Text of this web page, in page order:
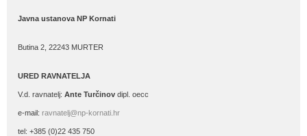
Javna ustanova NP Kornati
Butina 2, 22243 MURTER
URED RAVNATELJA
V.d. ravnatelj: Ante Turčinov dipl. oecc
e-mail: ravnatelj@np-kornati.hr
tel: +385 (0)22 435 750